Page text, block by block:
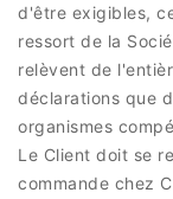
d'être exigibles,
ressort de la
relèvent de
déclarations que
organismes
Le Client doit se
commande chez